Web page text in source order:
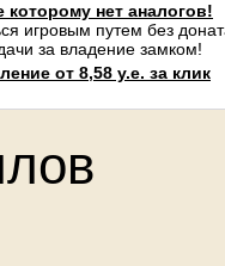
нет аналогов!
игровым путем без
за владение замком!
от 8,58 у.е. за клик